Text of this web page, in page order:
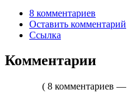
8 комментариев
Оставить комментарий
Ссылка
Комментарии
( 8 комментариев —